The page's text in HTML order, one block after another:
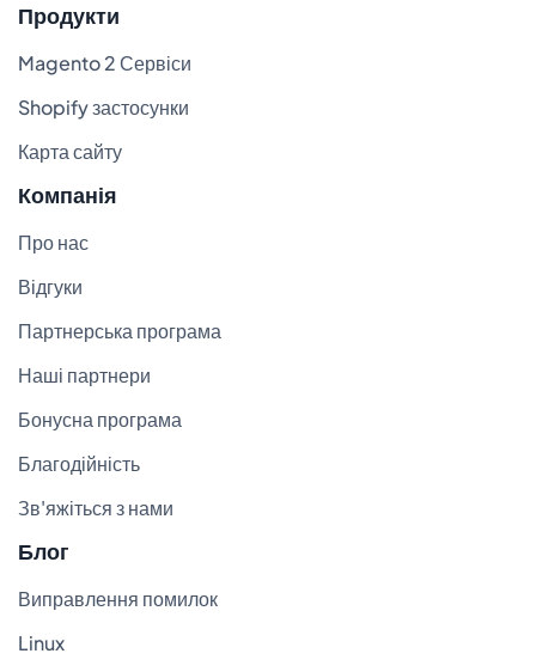
Продукти
Magento 2 Сервіси
Shopify застосунки
Карта сайту
Компанія
Про нас
Відгуки
Партнерська програма
Наші партнери
Бонусна програма
Благодійність
Зв'яжіться з нами
Блог
Виправлення помилок
Linux